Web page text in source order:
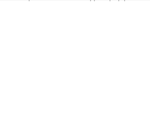
boyunca çocuklar; tahta